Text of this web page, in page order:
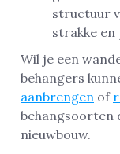
structuur
strakke
Wil je een
behangers
aanbrengen of
behangsoorten
nieuwbouw.